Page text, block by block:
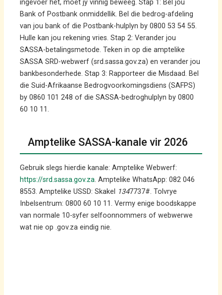
ingevoer het, moet jy vinnig beweeg. Stap 1: Bel jou
Bank of Postbank onmiddellik. Bel die bedrog-afdeling
van jou bank of die Postbank-hulplyn by 0800 53 54 55.
Hulle kan jou rekening vries. Stap 2: Verander jou
SASSA-betalingsmetode. Teken in op die amptelike
SASSA SRD-webwerf (srd.sassa.gov.za) en verander jou
bankbesonderhede. Stap 3: Rapporteer die Misdaad. Bel
die Suid-Afrikaanse Bedrogvoorkomingsdiens (SAFPS)
by 0860 101 248 of die SASSA-bedroghulplyn by 0800
60 10 11.
Amptelike SASSA-kanale vir 2026
Gebruik slegs hierdie kanale: Amptelike Webwerf:
https://srd.sassa.gov.za. Amptelike WhatsApp: 082 046
8553. Amptelike USSD: Skakel
1347737#. Tolvrye
Inbelsentrum: 0800 60 10 11. Vermy enige boodskappe
van normale 10-syfer selfoonnommers of webwerwe
wat nie op .gov.za eindig nie.